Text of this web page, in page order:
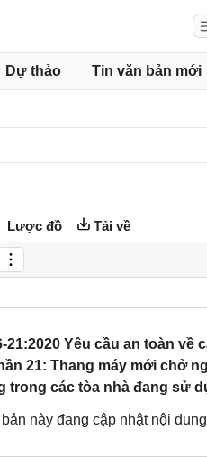
Dự thảo Tin văn bản mới
Lược đồ Tải về
Yêu cầu an toàn về
21: Thang máy mới chở
trong các tòa nhà đang sử
này đang cập nhật nội